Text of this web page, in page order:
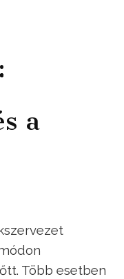
a
Több esetben